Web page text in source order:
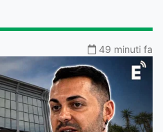
49 minuti fa